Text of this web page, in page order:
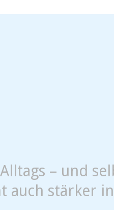
– und
auch stärker